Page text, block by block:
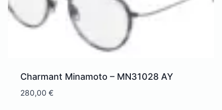
Charmant Minamoto – MN31028 AY
280,00€